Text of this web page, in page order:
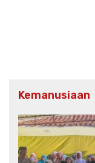
Kemanusiaan